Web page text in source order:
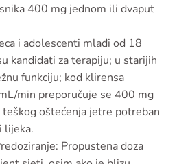
400 mg jednom ili dvaput
i adolescenti mlađi od 18
kandidati za terapiju; u starijih
funkciju; kod klirensa
min preporučuje se 400 mg
oštećenja jetre potreban
lijeka.
Propustena doza